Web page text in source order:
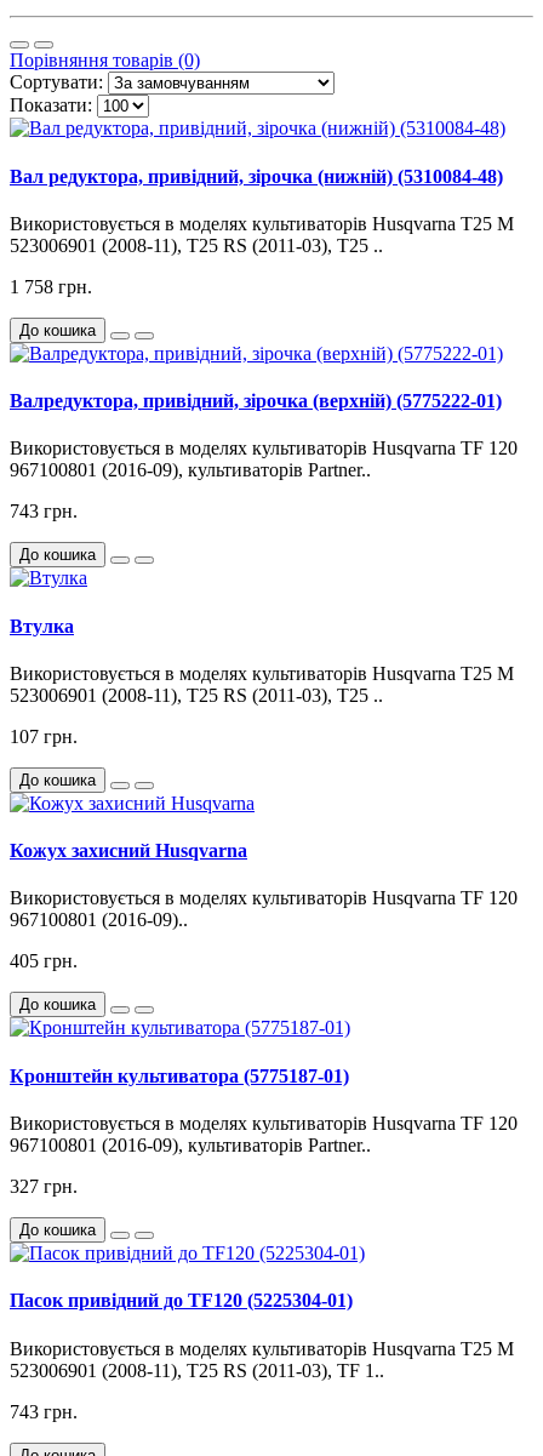
Порівняння товарів (0)
Сортувати:
Показати:
Вал редуктора, привідний, зірочка (нижній) (5310084-48)
Використовується в моделях культиваторів Husqvarna T25 M
523006901 (2008-11), T25 RS (2011-03), T25 ..
1 758 грн.
До кошика
Валредуктора, привідний, зірочка (верхній) (5775222-01)
Використовується в моделях культиваторів Husqvarna TF 120
967100801 (2016-09), культиваторів Partner..
743 грн.
До кошика
Втулка
Використовується в моделях культиваторів Husqvarna T25 M
523006901 (2008-11), T25 RS (2011-03), T25 ..
107 грн.
До кошика
Кожух захисний Husqvarna
Використовується в моделях культиваторів Husqvarna TF 120
967100801 (2016-09)..
405 грн.
До кошика
Кронштейн культиватора (5775187-01)
Використовується в моделях культиваторів Husqvarna TF 120
967100801 (2016-09), культиваторів Partner..
327 грн.
До кошика
Пасок привідний до TF120 (5225304-01)
Використовується в моделях культиваторів Husqvarna T25 M
523006901 (2008-11), T25 RS (2011-03), TF 1..
743 грн.